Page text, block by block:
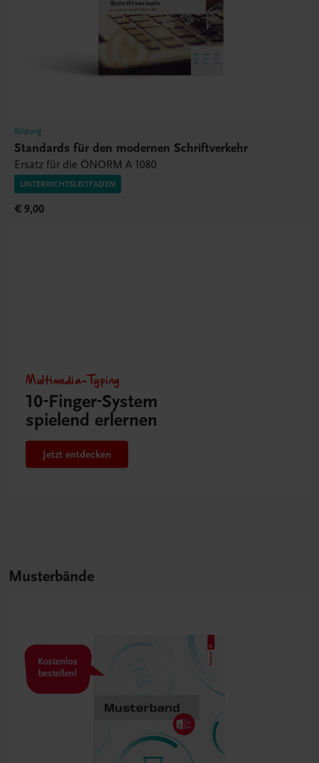
Bildung
Standards für den modernen Schriftverkehr
Ersatz für die ÖNORM A 1080
UNTERRICHTSLEITFADEN
€ 9,00
Multimedia-Typing
10-Finger-­System
spielend erlernen
Jetzt entdecken
Musterbände